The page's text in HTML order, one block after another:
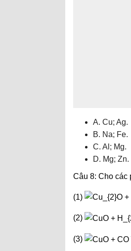
A. Cu; Ag.
B. Na; Fe.
C. Al; Mg.
D. Mg; Zn.
Câu 8: Cho các
(1)
(2)
(3)